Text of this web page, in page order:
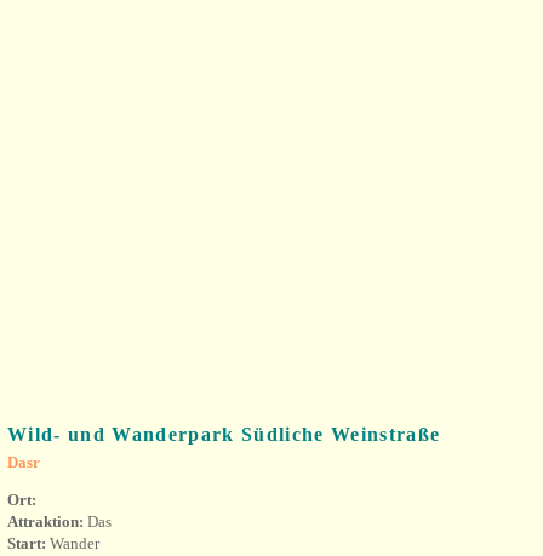
Wild- und Wanderpark Südliche Weinstraße
Dasr
Ort:
Attraktion: Das
Start: Wander